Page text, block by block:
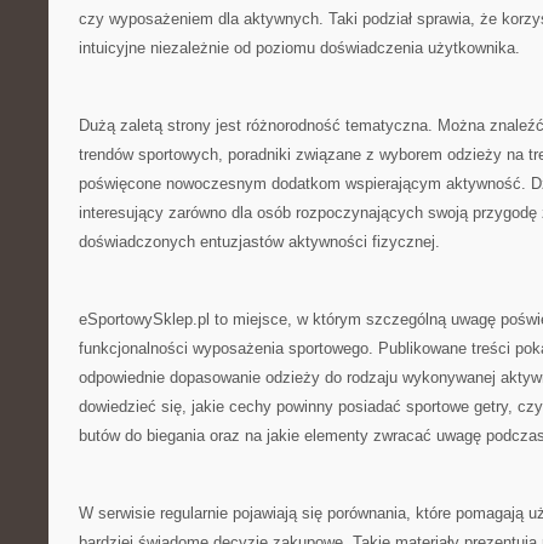
czy wyposażeniem dla aktywnych. Taki podział sprawia, że
intuicyjne niezależnie od poziomu doświadczenia użytkownika.
Dużą zaletą strony jest różnorodność tematyczna. Można
trendów sportowych, poradniki związane z wyborem odzieży na
poświęcone nowoczesnym dodatkom wspierającym aktywność.
interesujący zarówno dla osób rozpoczynających swoją
doświadczonych entuzjastów aktywności fizycznej.
eSportowySklep.pl to miejsce, w którym szczególną uwagę
funkcjonalności wyposażenia sportowego. Publikowane treści
odpowiednie dopasowanie odzieży do rodzaju wykonywanej
dowiedzieć się, jakie cechy powinny posiadać sportowe getry,
butów do biegania oraz na jakie elementy zwracać uwagę
W serwisie regularnie pojawiają się porównania, które pomagają